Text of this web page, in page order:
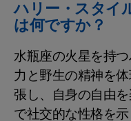
ハリー・スタイ
は何ですか？
水瓶座の火星を持
力と野生の精神を
張し、自身の自由
で社交的な性格を